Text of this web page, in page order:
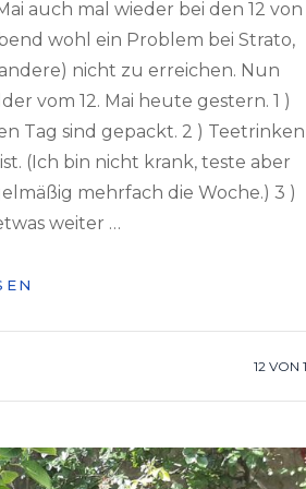
auch mal wieder bei den 12 von
wohl ein Problem bei Strato,
nicht zu erreichen. Nun
vom 12. Mai heute gestern. 1 )
Tag sind gepackt. 2 ) Teetrinken
(Ich bin nicht krank, teste aber
mehrfach die Woche.) 3 )
weiter …
12
2022
TAGS
12 VON